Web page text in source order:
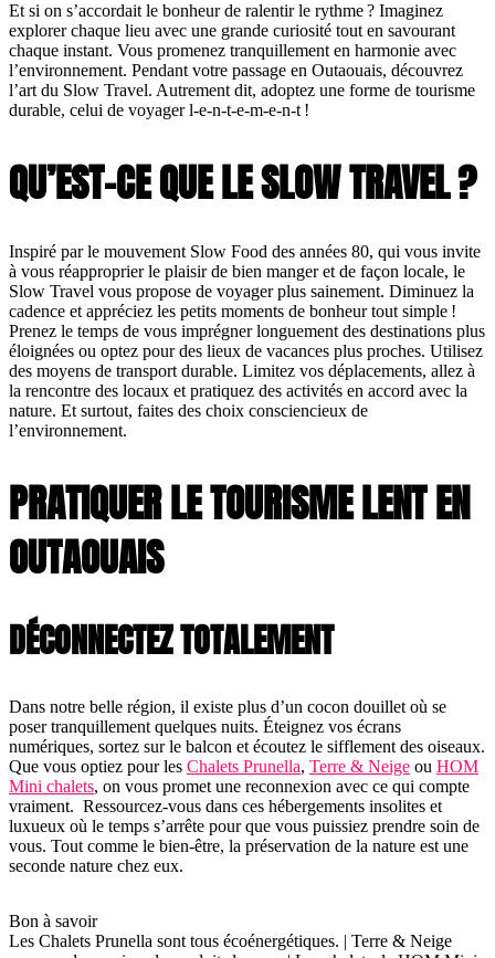
Et si on s’accordait le bonheur de ralentir le rythme ? Imaginez
explorer chaque lieu avec une grande curiosité tout en savourant
chaque instant. Vous promenez tranquillement en harmonie avec
l’environnement. Pendant votre passage en Outaouais, découvrez
l’art du Slow Travel. Autrement dit, adoptez une forme de tourisme
durable, celui de voyager l-e-n-t-e-m-e-n-t !
QU’EST-CE QUE LE SLOW TRAVEL ?
Inspiré par le mouvement Slow Food des années 80, qui vous invite
à vous réapproprier le plaisir de bien manger et de façon locale, le
Slow Travel vous propose de voyager plus sainement. Diminuez la
cadence et appréciez les petits moments de bonheur tout simple !
Prenez le temps de vous imprégner longuement des destinations plus
éloignées ou optez pour des lieux de vacances plus proches. Utilisez
des moyens de transport durable. Limitez vos déplacements, allez à
la rencontre des locaux et pratiquez des activités en accord avec la
nature. Et surtout, faites des choix consciencieux de
l’environnement.
PRATIQUER LE TOURISME LENT EN
OUTAOUAIS
DÉCONNECTEZ TOTALEMENT
Dans notre belle région, il existe plus d’un cocon douillet où se
poser tranquillement quelques nuits. Éteignez vos écrans
numériques, sortez sur le balcon et écoutez le sifflement des oiseaux.
Que vous optiez pour les Chalets Prunella, Terre & Neige ou HOM
Mini chalets, on vous promet une reconnexion avec ce qui compte
vraiment. Ressourcez-vous dans ces hébergements insolites et
luxueux où le temps s’arrête pour que vous puissiez prendre soin de
vous. Tout comme le bien-être, la préservation de la nature est une
seconde nature chez eux.
Bon à savoir
Les Chalets Prunella sont tous écoénergétiques. | Terre & Neige